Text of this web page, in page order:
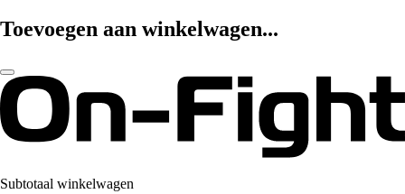
Toevoegen aan winkelwagen...
Subtotaal winkelwagen